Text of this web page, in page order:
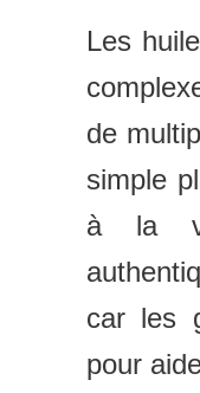
Les
de
simple
à la
car les
pour